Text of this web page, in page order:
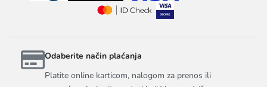
Odaberite način plaćanja
Platite online karticom, nalogom za prenos ili